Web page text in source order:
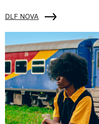
DLF NOVA